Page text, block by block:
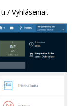
/ Vyhlásenia'.